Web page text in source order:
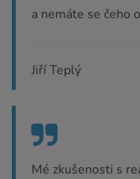
a nemáte se čeho
Jiří Teplý
Mé zkušenosti s